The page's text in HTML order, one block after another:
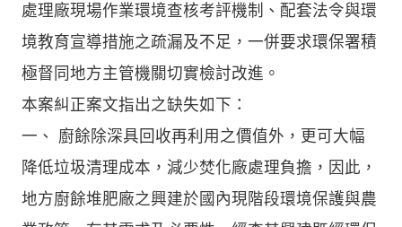
處理廠現場作業環境查核考評機制、配套法令與環
境教育宣導措施之疏漏及不足，一併要求環保署積
極督同地方主管機關切實檢討改進。
本案糾正案文指出之缺失如下：
一、 廚餘除深具回收再利用之價值外，更可大幅
降低垃圾清理成本，減少焚化廠處理負擔，因此，
地方廚餘堆肥廠之興建於國內現階段環境保護與農